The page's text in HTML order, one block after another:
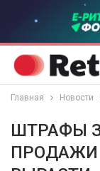
Главная Новости
ШТРАФЫ
ПРОДАЖИ